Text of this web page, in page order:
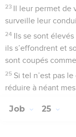
23 Il leur permet de
surveille leur
24 Ils se sont
ils s’effondrent et
sont coupés
25 Si tel n’est pas
réduire à néant
Job 25